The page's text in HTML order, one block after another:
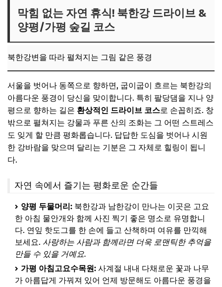
막힘 없는 자연 휴식! 북한강 드라이브 &
양평/가평 숲길 코스
북한강변을 따라 펼쳐지는 그림 같은 풍경
서울을 벗어나 동쪽으로 향하면, 굽이굽이 흐르는 북한강의
아름다운 풍경이 당신을 맞이합니다. 특히 팔당댐을 지나 양
평으로 향하는 길은 환상적인 드라이브 코스로 손꼽히죠. 창
밖으로 펼쳐지는 강물과 푸른 산의 조화는 그 어떤 스트레스
도 잊게 할 만큼 평화롭습니다. 답답한 도심을 벗어나 시원
한 강바람을 맞으며 달리는 기분은 그 자체로 힐링이 됩니
다.
자연 속에서 즐기는 평화로운 순간들
양평 두물머리: 북한강과 남한강이 만나는 이곳은 고요
한 아침 물안개와 함께 사진 찍기 좋은 명소로 유명합니
다. 연잎 핫도그를 한 손에 들고 산책하며 여유를 만끽해
보세요. 사랑하는 사람과 함께라면 더욱 로맨틱한 추억을
만들 수 있을 거예요.
가평 아침고요수목원: 사계절 내내 다채로운 꽃과 나무
가 아름답게 가꿔져 있어 언제 방문해도 아름다운 풍경을